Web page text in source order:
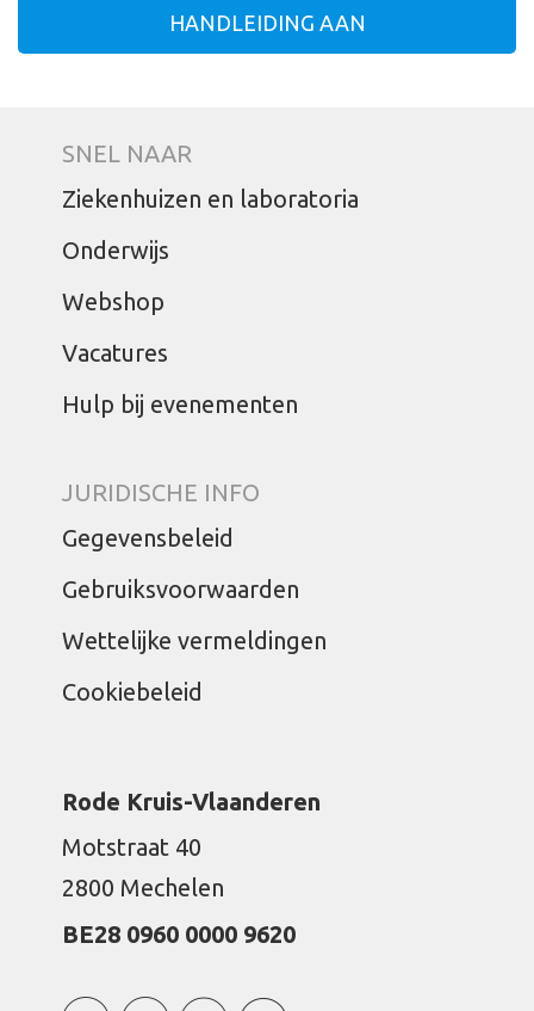
HANDLEIDING AAN
SNEL NAAR
Ziekenhuizen en laboratoria
Onderwijs
Webshop
Vacatures
Hulp bij evenementen
JURIDISCHE INFO
Gegevensbeleid
Gebruiksvoorwaarden
Wettelijke vermeldingen
Cookiebeleid
Rode Kruis-Vlaanderen
Motstraat 40
2800 Mechelen
BE28 0960 0000 9620